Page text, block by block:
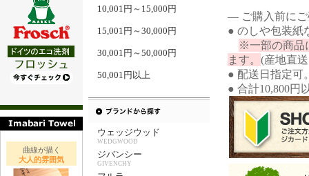
曲線が描く
大人的雰囲気
10,001円～15,000円
15,001円～30,000円
30,001円～50,000円
50,001円以上
ウェッジウッド
WEDGWOOD
ジバンシー
GIVENCHY
― ご購入前に
● のしや包装紙
※一部の商品
ます。 (産地直
● 配送日指定可
● 合計10,800円